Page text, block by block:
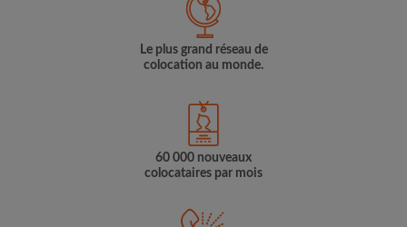
Le plus grand réseau de
colocation au monde.
60 000 nouveaux
colocataires par mois